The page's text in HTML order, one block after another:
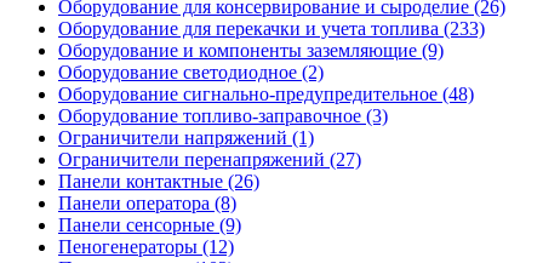
Оборудование для консервирование и сыроделие (26)
Оборудование для перекачки и учета топлива (233)
Оборудование и компоненты заземляющие (9)
Оборудование светодиодное (2)
Оборудование сигнально-предупредительное (48)
Оборудование топливо-заправочное (3)
Ограничители напряжений (1)
Ограничители перенапряжений (27)
Панели контактные (26)
Панели оператора (8)
Панели сенсорные (9)
Пеногенераторы (12)